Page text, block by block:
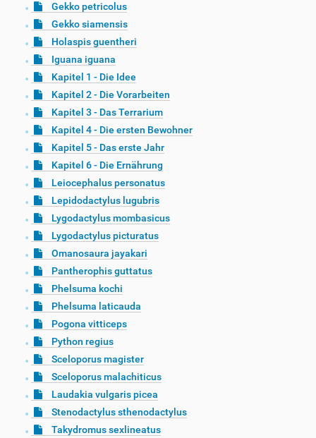
Gekko petricolus
Gekko siamensis
Holaspis guentheri
Iguana iguana
Kapitel 1 - Die Idee
Kapitel 2 - Die Vorarbeiten
Kapitel 3 - Das Terrarium
Kapitel 4 - Die ersten Bewohner
Kapitel 5 - Das erste Jahr
Kapitel 6 - Die Ernährung
Leiocephalus personatus
Lepidodactylus lugubris
Lygodactylus mombasicus
Lygodactylus picturatus
Omanosaura jayakari
Pantherophis guttatus
Phelsuma kochi
Phelsuma laticauda
Pogona vitticeps
Python regius
Sceloporus magister
Sceloporus malachiticus
Laudakia vulgaris picea
Stenodactylus sthenodactylus
Takydromus sexlineatus